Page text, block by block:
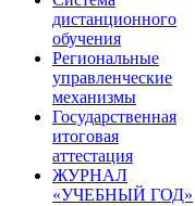
дистанционного
обучения
Региональные
управленческие
механизмы
Государственная
итоговая
аттестация
ЖУРНАЛ
«УЧЕБНЫЙ ГОД»